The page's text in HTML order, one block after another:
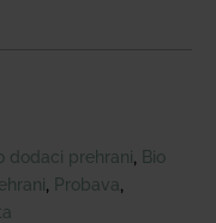
dodaci prehrani Bio
Probava